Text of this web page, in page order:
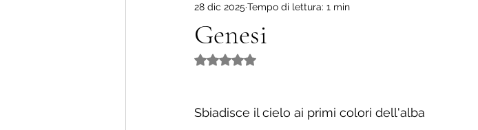
Genesi
28 dic 2025 Tempo di lettura: 1 min
Valutazione NaN stelle su 5.
Sbiadisce il cielo ai primi colori dell'alba